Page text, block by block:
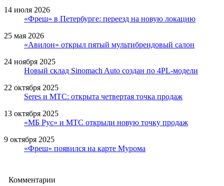
14 июля 2026
«Фреш» в Петербурге: переезд на новую локацию
25 мая 2026
«Авилон» открыл пятый мультибрендовый салон
24 ноября 2025
Новый склад Sinomach Auto создан по 4PL-модели
22 октября 2025
Seres и МТС: открыта четвертая точка продаж
13 октября 2025
«МБ Рус» и МТС открыли новую точку продаж
9 октября 2025
«Фреш» появился на карте Мурома
Комментарии